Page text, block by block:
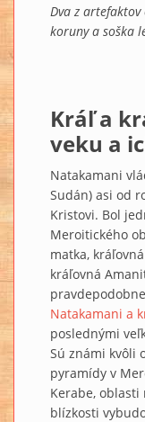
Dva z
koruny a soška
Kráľ a
veku a
Natakamani
Sudán) asi od
Kristovi. Bol
Meroitického
matka,
kráľovná
Natakamani a
poslednými
Sú známi kvôli
pyramídy v
Kerabe,
blízkosti